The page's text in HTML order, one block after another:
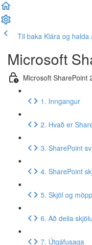
Til baka Klára og halda
Microsoft
Microsoft SharePoint
1. Inngangur
2. Hvað er
3. SharePoint
4. SharePoint
5. Skjöl og
6. Að deila
7. Útgáfusaga